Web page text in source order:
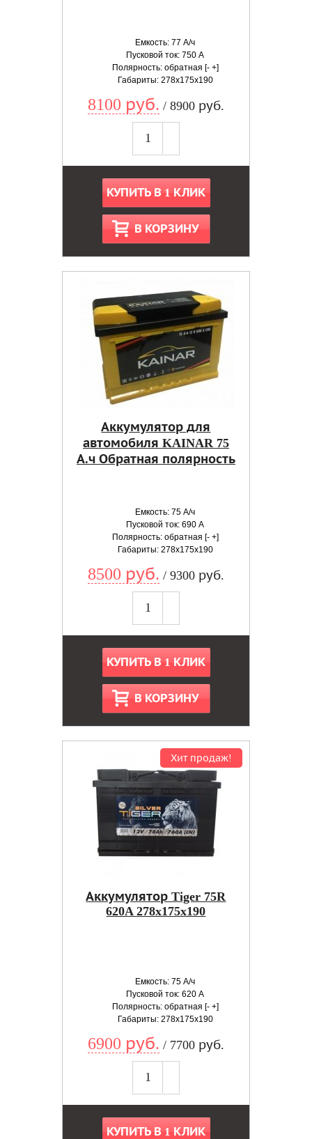
Емкость: 77 А/ч
Пусковой ток: 750 А
Полярность: обратная [- +]
Габариты: 278x175x190
8100 руб. / 8900 руб.
КУПИТЬ В 1 КЛИК
В КОРЗИНУ
Аккумулятор для
автомобиля KAINAR 75
А.ч Обратная полярность
Емкость: 75 А/ч
Пусковой ток: 690 А
Полярность: обратная [- +]
Габариты: 278x175x190
8500 руб. / 9300 руб.
КУПИТЬ В 1 КЛИК
В КОРЗИНУ
Хит продаж!
Аккумулятор Tiger 75R
620A 278x175x190
Емкость: 75 А/ч
Пусковой ток: 620 А
Полярность: обратная [- +]
Габариты: 278x175x190
6900 руб. / 7700 руб.
КУПИТЬ В 1 КЛИК